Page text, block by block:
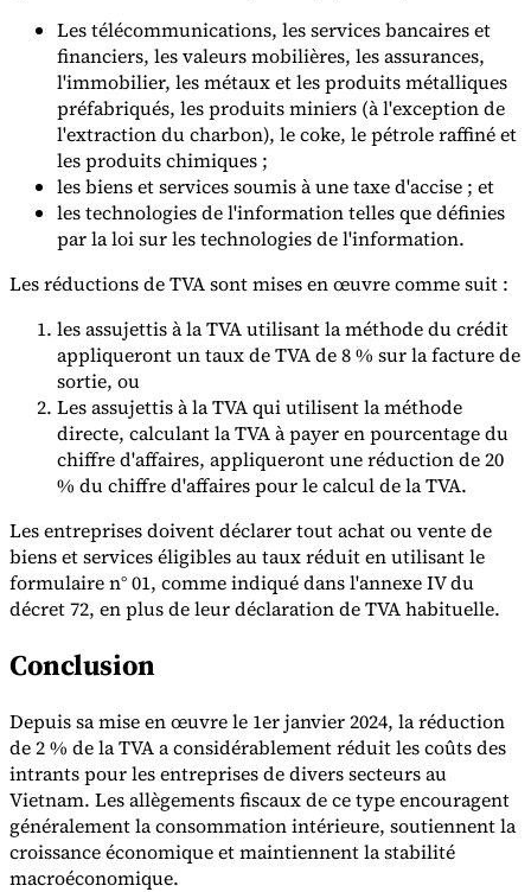
Experts
Nos auteursDevenir contributeurChoisir un expert
Les télécommunications, les services bancaires et
financiers, les valeurs mobilières, les assurances,
l'immobilier, les métaux et les produits métalliques
préfabriqués, les produits miniers (à l'exception de
l'extraction du charbon), le coke, le pétrole raffiné et
les produits chimiques ;
les biens et services soumis à une taxe d'accise ; et
les technologies de l'information telles que définies
par la loi sur les technologies de l'information.
Les réductions de TVA sont mises en œuvre comme suit :
les assujettis à la TVA utilisant la méthode du crédit
appliqueront un taux de TVA de 8 % sur la facture de
sortie, ou
Les assujettis à la TVA qui utilisent la méthode
directe, calculant la TVA à payer en pourcentage du
chiffre d'affaires, appliqueront une réduction de 20
% du chiffre d'affaires pour le calcul de la TVA.
Les entreprises doivent déclarer tout achat ou vente de
biens et services éligibles au taux réduit en utilisant le
formulaire n° 01, comme indiqué dans l'annexe IV du
décret 72, en plus de leur déclaration de TVA habituelle.
Conclusion
Depuis sa mise en œuvre le 1er janvier 2024, la réduction
de 2 % de la TVA a considérablement réduit les coûts des
intrants pour les entreprises de divers secteurs au
Vietnam. Les allègements fiscaux de ce type encouragent
généralement la consommation intérieure, soutiennent la
croissance économique et maintiennent la stabilité
macroéconomique.